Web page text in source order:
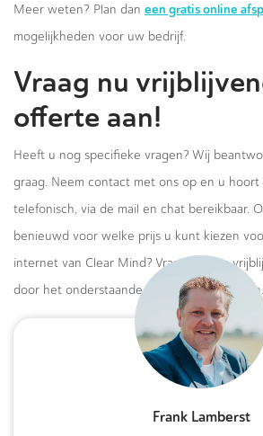
Meer weten? Plan dan een gratis online
mogelijkheden voor uw bedrijf.
Vraag nu
offerte aan!
Heeft u nog specifieke vragen? Wij
graag. Neem contact met ons op en u hoort
telefonisch, via de mail en chat bereikbaar.
benieuwd voor welke prijs u kunt kiezen
internet van Clear Mind? Vraag dan nu
door het onderstaande formulier in te vullen.
Frank Lamberst